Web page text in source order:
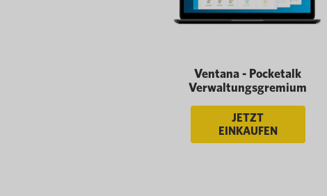
Ventana - Pocketalk
Verwaltungsgremium
JETZT
EINKAUFEN